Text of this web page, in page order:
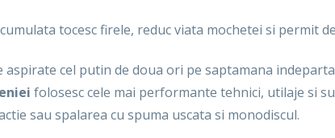
tocesc firele, reduc viata mochetei si
aspirate cel putin de doua ori pe saptamana
folosesc cele mai performante tehnici, utilaje si
sau spalarea cu spuma uscata si monodiscul.